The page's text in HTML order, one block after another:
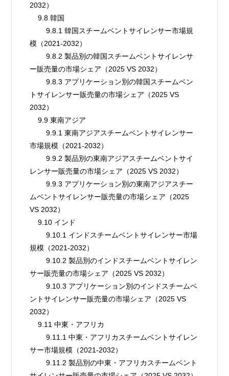
2032）
    9.8 韓国
        9.8.1 韓国スチームベントサイレンサー市場規
模（2021-2032）
        9.8.2 製品別の韓国スチームベントサイレンサ
ー販売量の市場シェア（2025 VS 2032）
        9.8.3 アプリケーション別の韓国スチームベン
トサイレンサー販売量の市場シェア（2025 VS
2032）
    9.9 東南アジア
        9.9.1 東南アジアスチームベントサイレンサー
市場規模（2021-2032）
        9.9.2 製品別の東南アジアスチームベントサイ
レンサー販売量の市場シェア（2025 VS 2032）
        9.9.3 アプリケーション別の東南アジアスチー
ムベントサイレンサー販売量の市場シェア（2025
VS 2032）
    9.10 インド
        9.10.1 インドスチームベントサイレンサー市場
規模（2021-2032）
        9.10.2 製品別のインドスチームベントサイレン
サー販売量の市場シェア（2025 VS 2032）
        9.10.3 アプリケーション別のインドスチームベ
ントサイレンサー販売量の市場シェア（2025 VS
2032）
    9.11 中東・アフリカ
        9.11.1 中東・アフリカスチームベントサイレン
サー市場規模（2021-2032）
        9.11.2 製品別の中東・アフリカスチームベント